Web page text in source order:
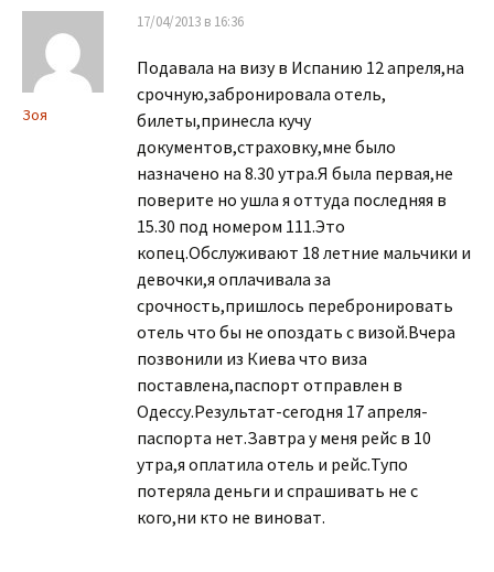
Зоя
17/04/2013 в 16:36
Подавала на визу в Испанию 12 апреля,на
срочную,забронировала отель,
билеты,принесла кучу
документов,страховку,мне было
назначено на 8.30 утра.Я была первая,не
поверите но ушла я оттуда последняя в
15.30 под номером 111.Это
копец.Обслуживают 18 летние мальчики и
девочки,я оплачивала за
срочность,пришлось перебронировать
отель что бы не опоздать с визой.Вчера
позвонили из Киева что виза
поставлена,паспорт отправлен в
Одессу.Результат-сегодня 17 апреля-
паспорта нет.Завтра у меня рейс в 10
утра,я оплатила отель и рейс.Тупо
потеряла деньги и спрашивать не с
кого,ни кто не виноват.